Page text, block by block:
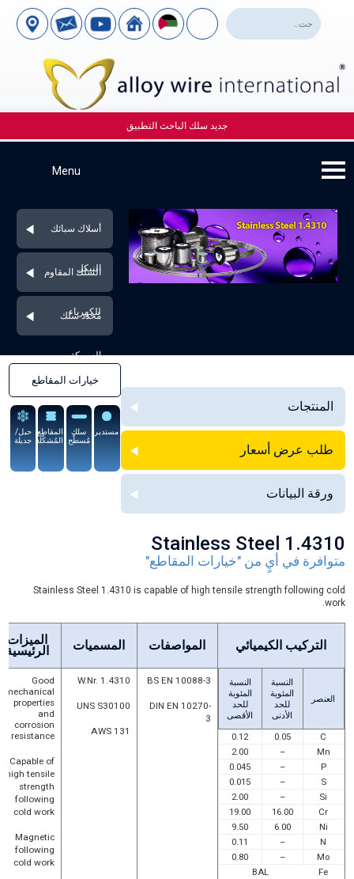
جديد سلك الباحث التطبيق
أسلاك سبائك
النيكل
السلك المقاوم
للكهرباء
مُحدد سلك
السبيكة
المنتجات
طلب عرض أسعار
ورقة البيانات
خيارات المقاطع
مستدير
سلك
مُسطَّح
المقاطع
المُشكَّلة
حبل/
جديلة
Stainless Steel 1.4310
متوافرة في أيٍ من "خيارات المقاطع"
Stainless Steel 1.4310 is capable of high tensile strength following cold
work.
التركيب الكيميائي المواصفات المسميات الميزات
الرئيسية
العنصر
النسبة
المئوية
للحد
الأدنى
النسبة
المئوية
للحد
الأقصى
C
0.05
0.12
Mn
–
2.00
P
–
0.045
S
–
0.015
Si
–
2.00
Cr
16.00
19.00
Ni
6.00
9.50
N
–
0.11
Mo
–
0.80
Fe
BAL
BS EN 10088-3
DIN EN 10270-
3
W.Nr. 1.4310
UNS S30100
AWS 131
Good
mechanical
properties
and
corrosion
resistance
Capable of
high tensile
strength
following
cold work
Magnetic
following
cold work